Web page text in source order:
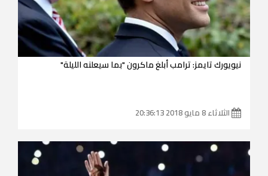
نيويورك تايمز: ترامب أبلغ ماكرون "بما سيعلنه الليلة"
الثلاثاء 8 مايو 2018 20:36:13